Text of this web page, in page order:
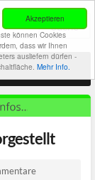
Akzeptieren
können Cookies
dass wir Ihnen
ausliefern dürfen -
Mehr Info.